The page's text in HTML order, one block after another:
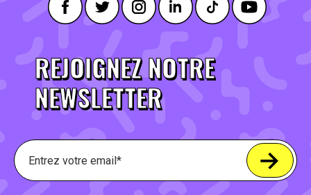
REJOIGNEZ NOTRE
NEWSLETTER